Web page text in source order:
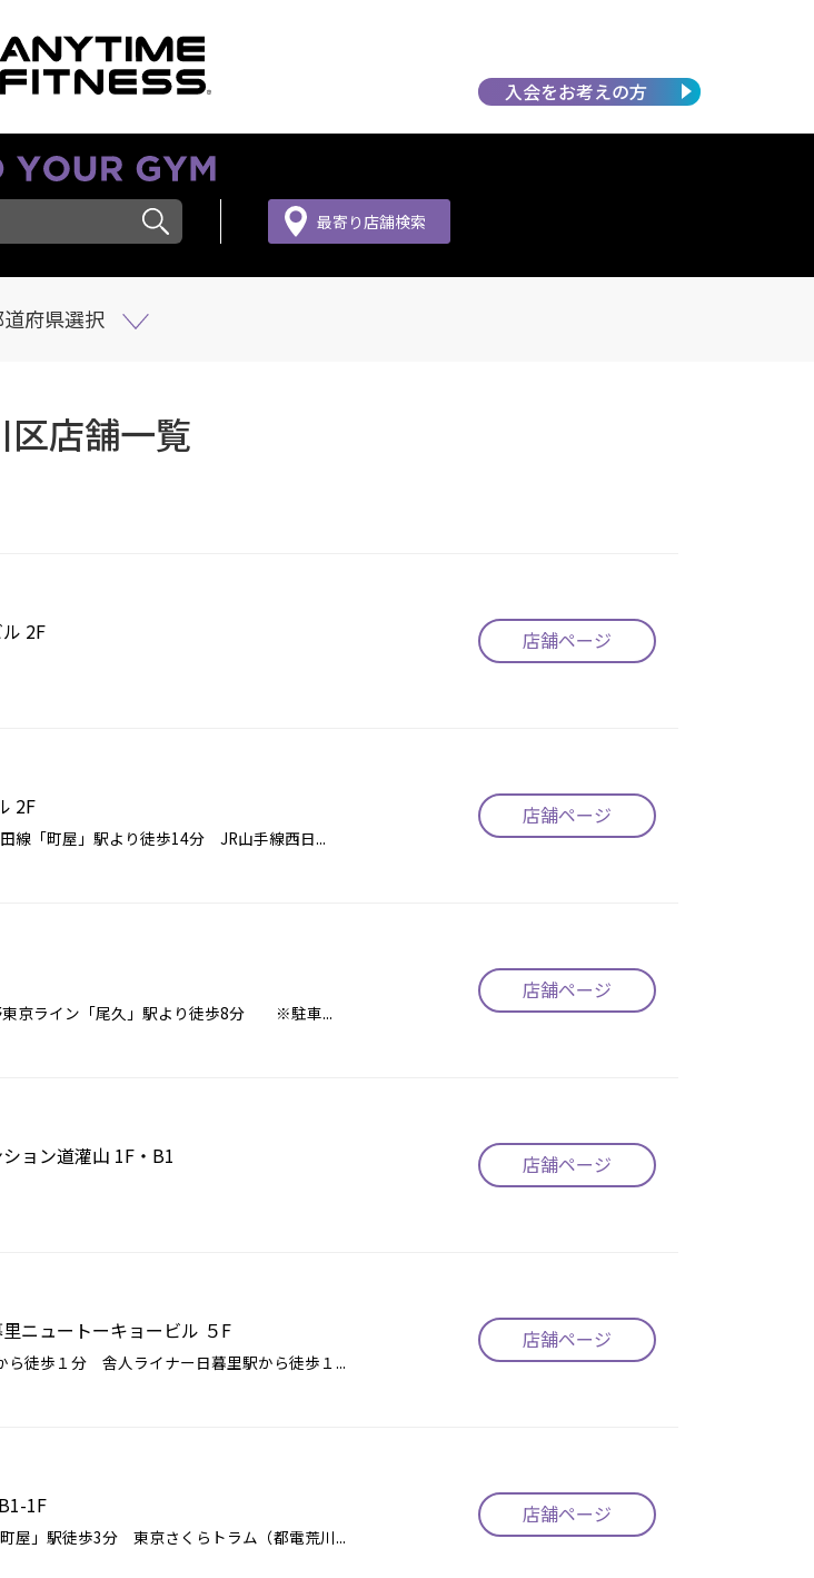
入会をお考えの方
最寄り店舗検索
府県選択
区店舗一覧
2F 店舗ページ
2F
線「町屋」駅より徒歩14分 JR山手線西日...
店舗ページ
東京ライン「尾久」駅より徒歩8分 ※駐車...
店舗ページ
ョン道灌山 1F・B1 店舗ページ
ニュートーキョービル ５F
徒歩１分 舎人ライナー日暮里駅から徒歩１...
店舗ページ
1F
屋」駅徒歩3分 東京さくらトラム（都電荒川...
店舗ページ